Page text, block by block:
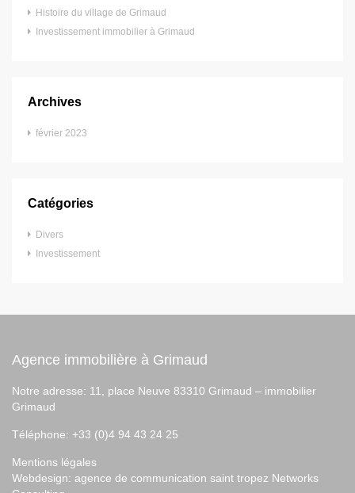
Histoire du village de Grimaud
Investissement immobilier à Grimaud
Archives
février 2023
Catégories
Divers
Investissement
Agence immobilière à Grimaud
Notre adresse: 11, place Neuve 83310 Grimaud – immobilier
Grimaud
Téléphone: +33 (0)4 94 43 24 25
Mentions légales
Webdesign: agence de communication saint tropez Networks